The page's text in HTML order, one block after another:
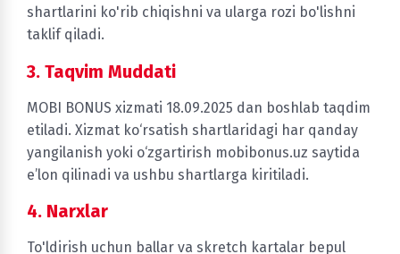
shartlarini ko'rib chiqishni va ularga rozi bo'lishni
taklif qiladi.
3. Taqvim Muddati
MOBI BONUS xizmati 18.09.2025 dan boshlab taqdim
etiladi. Xizmat ko‘rsatish shartlaridagi har qanday
yangilanish yoki o‘zgartirish mobibonus.uz saytida
e’lon qilinadi va ushbu shartlarga kiritiladi.
4. Narxlar
To'ldirish uchun ballar va skretch kartalar bepul